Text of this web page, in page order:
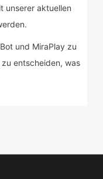
unserer aktuellen
und MiraPlay zu
entscheiden, was